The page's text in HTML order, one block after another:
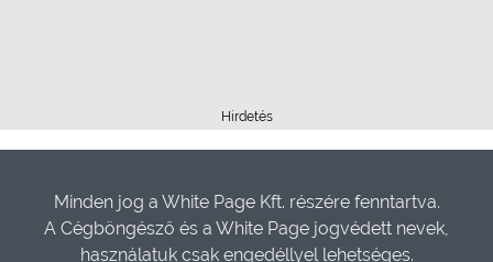
Hirdetés
Minden jog a White Page Kft. részére fenntartva.
A Cégböngésző és a White Page jogvédett nevek,
használatuk csak engedéllyel lehetséges.